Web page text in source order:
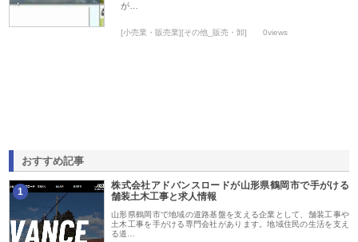
が…
[小売業・販売業][その他_販売・卸] 0views
おすすめ記事
1
株式会社アドバンスロードが山形県鶴岡市で手がける
舗装土木工事と求人情報
山形県鶴岡市で地域の道路基盤を支える企業として、舗装工事や
土木工事を手がける専門会社があります。地域住民の生活を支え
る道…